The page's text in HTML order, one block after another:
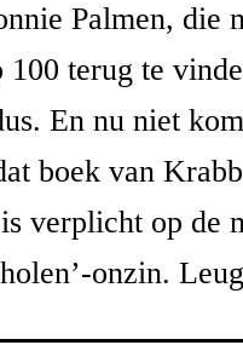
Palmen, die
100 terug te
En nu niet
boek van
verplicht op de
onzin.